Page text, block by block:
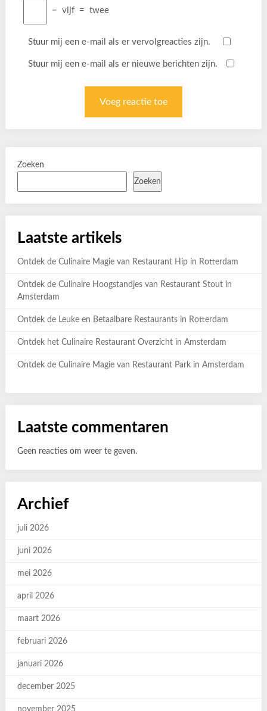
− vijf = twee
Stuur mij een e-mail als er vervolgreacties zijn.
Stuur mij een e-mail als er nieuwe berichten zijn.
Zoeken
Zoeken
Laatste artikels
Ontdek de Culinaire Magie van Restaurant Hip in Rotterdam
Ontdek de Culinaire Hoogstandjes van Restaurant Stout in
Amsterdam
Ontdek de Leuke en Betaalbare Restaurants in Rotterdam
Ontdek het Culinaire Restaurant Overzicht in Amsterdam
Ontdek de Culinaire Magie van Restaurant Park in Amsterdam
Laatste commentaren
Geen reacties om weer te geven.
Archief
juli 2026
juni 2026
mei 2026
april 2026
maart 2026
februari 2026
januari 2026
december 2025
november 2025